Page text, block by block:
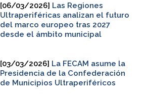
[06/03/2026] Las Regiones
Ultraperiféricas analizan el futuro
del marco europeo tras 2027
desde el ámbito municipal
[03/03/2026] La FECAM asume la
Presidencia de la Confederación
de Municipios Ultraperiféricos